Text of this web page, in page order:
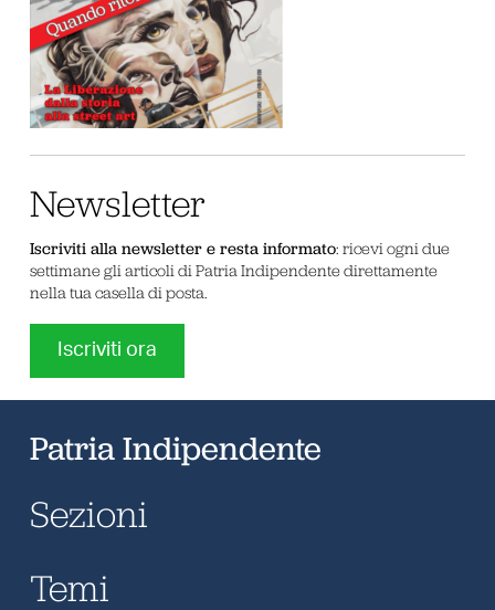
Newsletter
Iscriviti alla newsletter e resta informato: ricevi ogni due
settimane gli articoli di Patria Indipendente direttamente
nella tua casella di posta.
Iscriviti ora
Patria Indipendente
Sezioni
Temi